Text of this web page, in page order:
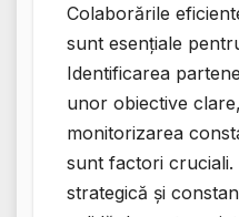
Colaborările
sunt esențiale
Identificarea
unor obiective
monitorizarea
sunt factori
strategică și